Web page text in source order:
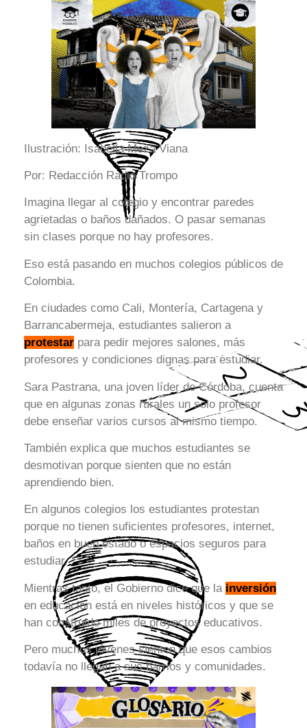
Ilustración: Isabella Meza Viana
Por: Redacción Radio Trompo
Imagina llegar al colegio y encontrar paredes
agrietadas o baños dañados. O pasar semanas
sin clases porque no hay profesores.
Eso está pasando en muchos colegios públicos de
Colombia.
En ciudades como Cali, Montería, Cartagena y
Barrancabermeja, estudiantes salieron a
protestar para pedir mejores salones, más
profesores y condiciones dignas para estudiar.
Sara Pastrana, una joven líder de Córdoba, cuenta
que en algunas zonas rurales un solo profesor
debe enseñar varios cursos al mismo tiempo.
También explica que muchos estudiantes se
desmotivan porque sienten que no están
aprendiendo bien.
En algunos colegios los estudiantes protestan
porque no tienen suficientes profesores, internet,
baños en buen estado o espacios seguros para
estudiar.
Mientras tanto, el Gobierno dice que la inversión
en educación está en niveles históricos y que se
han construido miles de proyectos educativos.
Pero muchos jóvenes sienten que esos cambios
todavía no llegan a sus barrios y comunidades.